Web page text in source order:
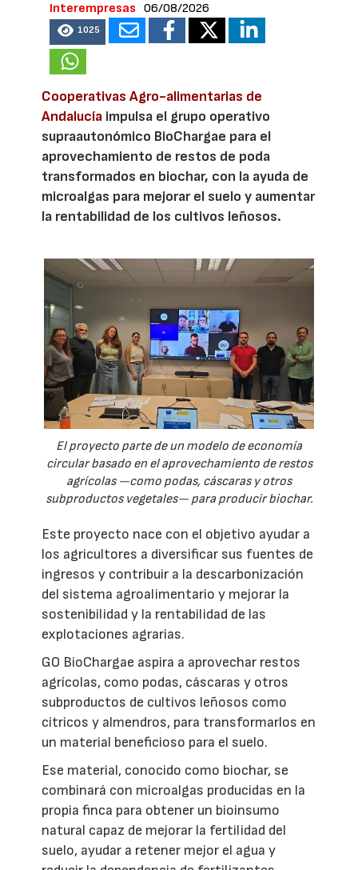
Interempresas
06/08/2026
1025
Cooperativas Agro-alimentarias de
Andalucía impulsa el grupo operativo
supraautonómico BioChargae para el
aprovechamiento de restos de poda
transformados en biochar, con la ayuda de
microalgas para mejorar el suelo y aumentar
la rentabilidad de los cultivos leñosos.
El proyecto parte de un modelo de economía
circular basado en el aprovechamiento de restos
agrícolas —como podas, cáscaras y otros
subproductos vegetales— para producir biochar.
Este proyecto nace con el objetivo ayudar a
los agricultores a diversificar sus fuentes de
ingresos y contribuir a la descarbonización
del sistema agroalimentario y mejorar la
sostenibilidad y la rentabilidad de las
explotaciones agrarias.
GO BioChargae aspira a aprovechar restos
agrícolas, como podas, cáscaras y otros
subproductos de cultivos leñosos como
cítricos y almendros, para transformarlos en
un material beneficioso para el suelo.
Ese material, conocido como biochar, se
combinará con microalgas producidas en la
propia finca para obtener un bioinsumo
natural capaz de mejorar la fertilidad del
suelo, ayudar a retener mejor el agua y